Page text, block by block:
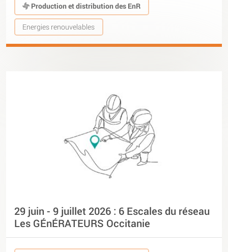
Production et distribution des EnR
Energies renouvelables
29 juin - 9 juillet 2026 : 6 Escales du réseau
Les GÉnÉRATEURS Occitanie